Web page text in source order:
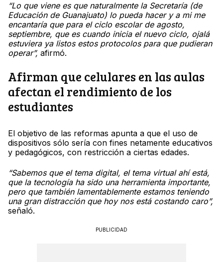
“Lo que viene es que naturalmente la Secretaría (de
Educación de Guanajuato) lo pueda hacer y a mi me
encantaría que para el ciclo escolar de agosto,
septiembre, que es cuando inicia el nuevo ciclo, ojalá
estuviera ya listos estos protocolos para que pudieran
operar”, afirmó.
Afirman que celulares en las aulas
afectan el rendimiento de los
estudiantes
El objetivo de las reformas apunta a que el uso de
dispositivos sólo sería con fines netamente educativos
y pedagógicos, con restricción a ciertas edades.
“Sabemos que el tema digital, el tema virtual ahí está,
que la tecnología ha sido una herramienta importante,
pero que también lamentablemente estamos teniendo
una gran distracción que hoy nos está costando caro”,
señaló.
PUBLICIDAD